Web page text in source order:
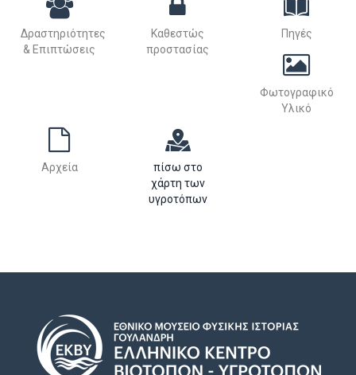
Δραστηριότητες
& Επιπτώσεις
Καθεστώς
προστασίας
Πηγές
Φωτογραφικό
Υλικό
Αρχεία
πίσω στο
χάρτη των
υγροτόπων